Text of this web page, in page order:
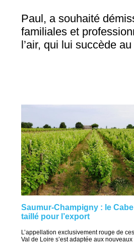
Paul, a souhaité
familiales et
l’air, qui lui succède
Saumur-Champigny : le
taillé pour l’export
L’appellation exclusivement rouge de
Val de Loire s’est adaptée aux